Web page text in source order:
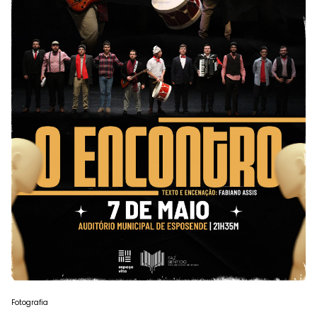
Fotografia